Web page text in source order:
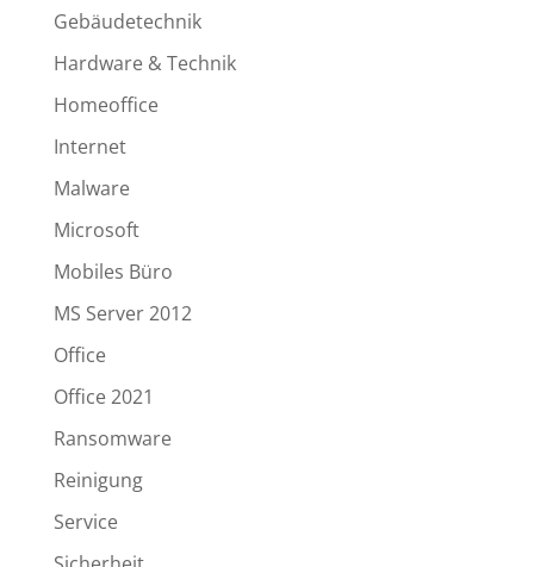
Gebäudetechnik
Hardware & Technik
Homeoffice
Internet
Malware
Microsoft
Mobiles Büro
MS Server 2012
Office
Office 2021
Ransomware
Reinigung
Service